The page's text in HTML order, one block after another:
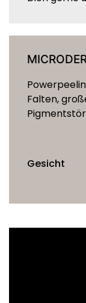
Falten,
Gesicht